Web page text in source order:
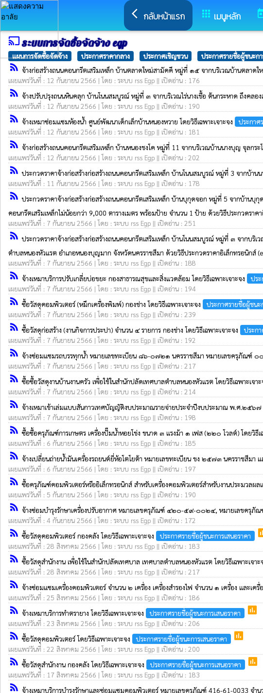
arrow_back_ios กลับหน้าแรก apps เมนูหลัก
castระบบการจัดซื้อจัดจ้าง egp
แผนการจัดซื้อจัดจ้าง ประกาศราคากลาง ประกาศเชิญชวน ประกาศรายชื่อผู้ชนะกา
rss_feed จ้างก่อสร้างถนนคอนกรีตเสริมเหล็ก บ้านตลาดใหม่สามัคคี หมู่ที่ ๑๕ จากบริเวณบ้านตลาดใ
เผยแพร่วันที่ : 12 กันยายน 2566 | โดย : ระบบ rss Egp || เปิดอ่าน : 176
rss_feed จ้างปรับปรุงถนนหินคลุก บ้านโนนสมบูรณ์ หมู่ที่ ๓ จากบริเวณไร่นางเชื้อ ต้นกระหาด ถึงคลองส
เผยแพร่วันที่ : 12 กันยายน 2566 | โดย : ระบบ rss Egp || เปิดอ่าน : 190
rss_feed จ้างเหมาซ่อมแซมห้องน้ำ ศูนย์พัฒนาเด็กเล็กบ้านหนองหวาย โดยวิธีเฉพาะเจาะจง ประกาศ
เผยแพร่วันที่ : 12 กันยายน 2566 | โดย : ระบบ rss Egp || เปิดอ่าน : 181
rss_feed จ้างก่อสร้างถนนคอนกรีตเสริมเหล็ก บ้านหนองชงโค หมู่ที่ 11 จากบริเวณบ้านนางบุญ จุลกระ
เผยแพร่วันที่ : 12 กันยายน 2566 | โดย : ระบบ rss Egp || เปิดอ่าน : 202
rss_feed ประกวดราคาจ้างก่อสร้างก่อสร้างถนนคอนกรีตเสริมเหล็ก บ้านโนนสมบูรณ์ หมู่ที่ 3 จากบ้า
เผยแพร่วันที่ : 11 กันยายน 2566 | โดย : ระบบ rss Egp || เปิดอ่าน : 178
rss_feed ประกวดราคาจ้างก่อสร้างก่อสร้างถนนคอนกรีตเสริมเหล็ก บ้านบุกุดจอก หมู่ที่ 5 จากบ้าน
คอนกรีตเสริมเหล็กไม่น้อยกว่า 9,000 ตารางเมตร พร้อมป้าย จำนวน 1 ป้าย ด้วยวิธีประกวดราค
เผยแพร่วันที่ : 7 กันยายน 2566 | โดย : ระบบ rss Egp || เปิดอ่าน : 251
rss_feed ประกวดราคาจ้างก่อสร้างก่อสร้างถนนคอนกรีตเสริมเหล็ก บ้านโนนสมบูรณ์ หมู่ที่ ๓ จากบ
ตำบลหนองหัวแรต อำเภอหนองบุญมาก จังหวัดนครราชสีมา ด้วยวิธีประกวดราคาอิเล็กทรอนิกส์
เผยแพร่วันที่ : 7 กันยายน 2566 | โดย : ระบบ rss Egp || เปิดอ่าน : 188
rss_feed จ้างเหมาบริการปรับเกลี่ยบ่อขยะ กองสาธารณสุขและสิ่งแวดล้อม โดยวิธีเฉพาะเจาะจง ประ
เผยแพร่วันที่ : 7 กันยายน 2566 | โดย : ระบบ rss Egp || เปิดอ่าน : 194
rss_feed ซื้อวัสดุคอมพิวเตอร์ (หมึกเครื่องพิมพ์) กองช่าง โดยวิธีเฉพาะเจาะจง ประกาศรายชื่อผู้ชนะ
เผยแพร่วันที่ : 7 กันยายน 2566 | โดย : ระบบ rss Egp || เปิดอ่าน : 239
rss_feed ซื้อวัสดุก่อสร้าง (งานกิจการประปา) จำนวน ๔ รายการ กองช่าง โดยวิธีเฉพาะเจาะจง ประก
เผยแพร่วันที่ : 7 กันยายน 2566 | โดย : ระบบ rss Egp || เปิดอ่าน : 192
rss_feed จ้างซ่อมแซมรถบรรทุกน้ำ หมายเลขทะเบียน ๘๖-๐๗๒๑ นครราชสีมา หมายเลขครุภัณฑ์
เผยแพร่วันที่ : 7 กันยายน 2566 | โดย : ระบบ rss Egp || เปิดอ่าน : 217
rss_feed ซื้อซื้อวัสดุงานบ้านงานครัว เพื่อใช้ในสำนักปลัดเทศบาลตำบลหนองหัวแรต โดยวิธีเฉพาะเจาะ
เผยแพร่วันที่ : 7 กันยายน 2566 | โดย : ระบบ rss Egp || เปิดอ่าน : 214
rss_feed จ้างเหมาเข้าเล่มแบบสันกาวเทศบัญญัติงบประมาณรายจ่ายประจำปีงบประมาณ พ.ศ.๒๕๖๗
เผยแพร่วันที่ : 7 กันยายน 2566 | โดย : ระบบ rss Egp || เปิดอ่าน : 198
rss_feed ซื้อซื้อครุภัณฑ์การเกษตร เครื่องปั๊มน้ำหอยโข่ง ขนาด ๓ แรงม้า ๑ เฟส (๒๒๐ โวลต์) โดยวิธีเฉ
เผยแพร่วันที่ : 6 กันยายน 2566 | โดย : ระบบ rss Egp || เปิดอ่าน : 185
rss_feed จ้างเปลี่ยนถ่ายน้ำมันเครื่องรถยนต์ยี่ห้อโตโยต้า หมายเลขทะเบียน ขง ๒๕๗๓ นครราชสีม
เผยแพร่วันที่ : 6 กันยายน 2566 | โดย : ระบบ rss Egp || เปิดอ่าน : 197
rss_feed ซื้อครุภัณฑ์คอมพิวเตอร์หรืออิเล็กทรอนิกส์ สำหรับเครื่องคอมพิวเตอร์สำหรับงานประมวลผล
เผยแพร่วันที่ : 5 กันยายน 2566 | โดย : ระบบ rss Egp || เปิดอ่าน : 190
rss_feed จ้างซ่อมบำรุงรักษาเครื่องปรับอากาศ หมายเลขครุภัณฑ์ ๔๒๐-๕๙-๐๐๒๔, หมายเลขค
เผยแพร่วันที่ : 4 กันยายน 2566 | โดย : ระบบ rss Egp || เปิดอ่าน : 172
rss_feed ซื้อวัสดุคอมพิวเตอร์ กองคลัง โดยวิธีเฉพาะเจาะจง ประกาศรายชื่อผู้ชนะการเสนอราคา
เผยแพร่วันที่ : 28 สิงหาคม 2566 | โดย : ระบบ rss Egp || เปิดอ่าน : 183
rss_feed ซื้อวัสดุสำนักงาน เพื่อใช้ในสำนักปลัดเทศบาล เทศบาลตำบลหนองหัวแรต โดยวิธีเฉพาะเจาะ
เผยแพร่วันที่ : 28 สิงหาคม 2566 | โดย : ระบบ rss Egp || เปิดอ่าน : 217
rss_feed จ้างซ่อมแซมเครื่องคอมพิวเตอร์ จำนวน ๒ เครื่อง เครื่องสำรองไฟ จำนวน ๑ เครื่อง และเค
เผยแพร่วันที่ : 25 สิงหาคม 2566 | โดย : ระบบ rss Egp || เปิดอ่าน : 186
rss_feed จ้างเหมาบริการทำตรายาง โดยวิธีเฉพาะเจาะจง ประกาศรายชื่อผู้ชนะการเสนอราคา poll
เผยแพร่วันที่ : 23 สิงหาคม 2566 | โดย : ระบบ rss Egp || เปิดอ่าน : 206
rss_feed ซื้อวัสดุคอมพิวเตอร์ โดยวิธีเฉพาะเจาะจง ประกาศรายชื่อผู้ชนะการเสนอราคา poll
เผยแพร่วันที่ : 22 สิงหาคม 2566 | โดย : ระบบ rss Egp || เปิดอ่าน : 200
rss_feed ซื้อวัสดุสำนักงาน กองคลัง โดยวิธีเฉพาะเจาะจง ประกาศรายชื่อผู้ชนะการเสนอราคา poll
เผยแพร่วันที่ : 17 สิงหาคม 2566 | โดย : ระบบ rss Egp || เปิดอ่าน : 183
rss_feed จ้างเหมาบริการบำรุงรักษาและซ่อมแซมคอมพิวเตอร์ หมายเลขครุภัณฑ์ 416-61-0033 จำ